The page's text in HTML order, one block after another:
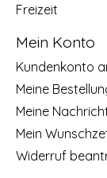
Freizeit
Mein Konto
Kundenkonto
Meine
Meine
Mein
Widerruf